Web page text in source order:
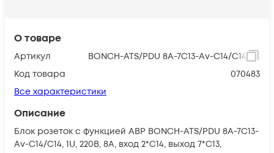
О товаре
Артикул
BONCH-ATS/PDU 8A-7C13-Av-C14/C14
Код товара
070483
Все характеристики
Описание
Блок розеток с функцией АВР BONCH-ATS/PDU 8A-7C13-
Av-C14/C14, 1U, 220В, 8А, вход 2*C14, выход 7*C13,